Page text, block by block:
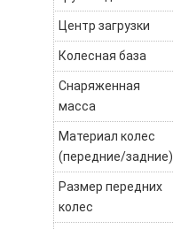
Центр загрузки
Колесная база
Снаряженная
масса
Материал колес
(передние/задние)
Размер передних
колес